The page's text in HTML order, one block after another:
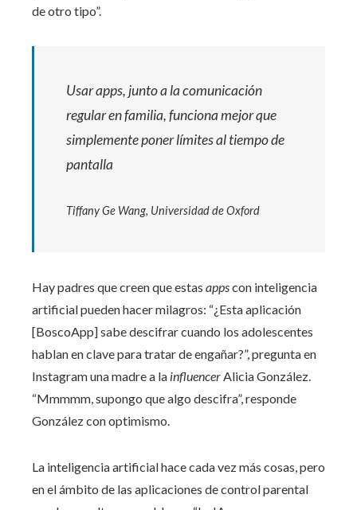
de otro tipo”.
Usar apps, junto a la comunicación
regular en familia, funciona mejor que
simplemente poner límites al tiempo de
pantalla
Tiffany Ge Wang, Universidad de Oxford
Hay padres que creen que estas appscon inteligencia
artificial pueden hacer milagros: “¿Esta aplicación
[BoscoApp] sabe descifrar cuando los adolescentes
hablan en clave para tratar de engañar?”, pregunta en
Instagram una madre a la influencerAlicia González.
“Mmmmm, supongo que algo descifra”, responde
González con optimismo.
La inteligencia artificial hace cada vez más cosas, pero
en el ámbito de las aplicaciones de control parental